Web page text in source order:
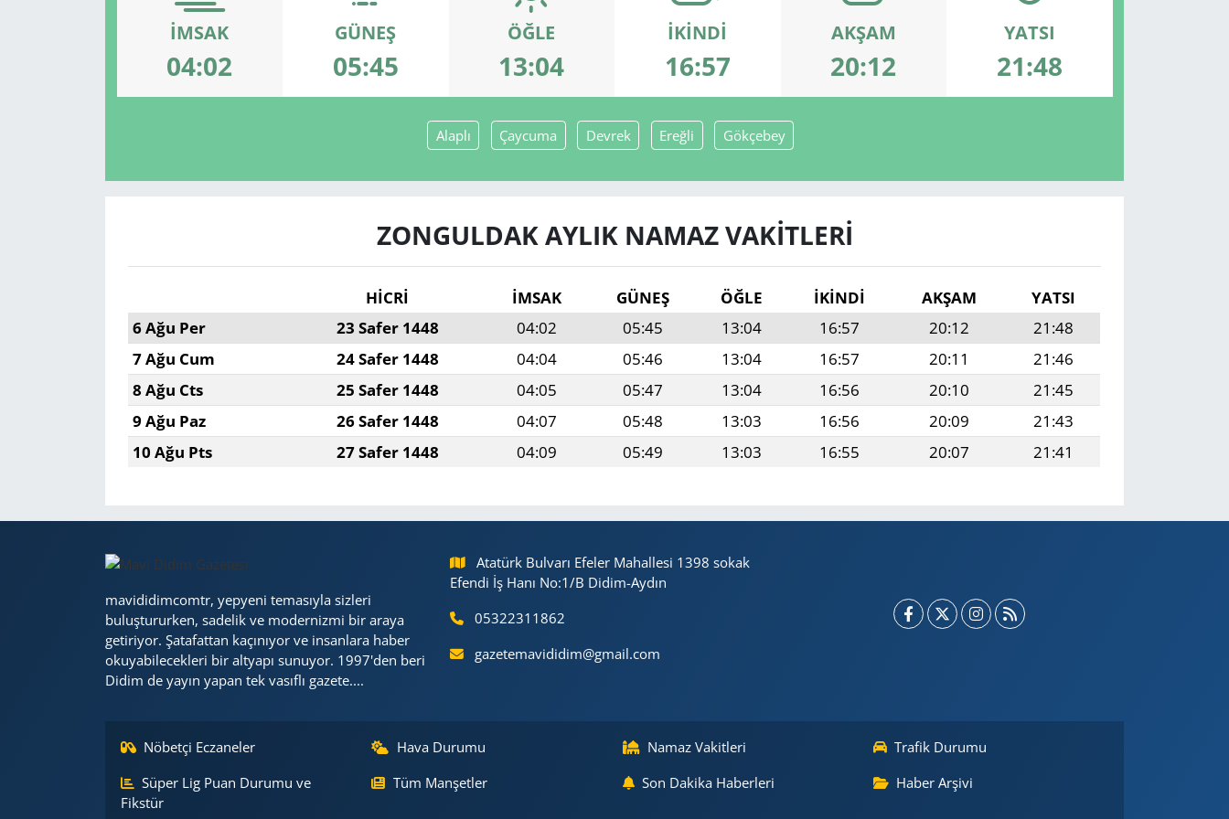
İMSAK
04:02
GÜNEŞ
05:45
ÖĞLE
13:04
İKINDI
16:57
AKŞAM
20:12
YATSI
21:48
Alaplı Çaycuma Devrek Ereğli Gökçebey
ZONGULDAK AYLIK NAMAZ VAKITLERI
HİCRİ İMSAK GÜNEŞ ÖĞLE İKINDI AKŞAM
YATSI
6 Ağu Per
23 Safer 1448 04:02 05:45 13:04 16:57 20:12
21:48
7 Ağu Cum
24 Safer 1448 04:04 05:46 13:04 16:57 20:11
21:46
8 Ağu Cts
25 Safer 1448 04:05 05:47 13:04 16:56 20:10
21:45
9 Ağu Paz
26 Safer 1448 04:07 05:48 13:03 16:56 20:09
21:43
10 Ağu Pts
27 Safer 1448 04:09 05:49 13:03 16:55 20:07 21:41
mavididimcomtr, yepyeni temasıyla sizleri
buluştururken, sadelik ve modernizmi bir araya
getiriyor. Şatafattan kaçınıyor ve insanlara haber
okuyabilecekleri bir altyapı sunuyor. 1997'den beri
Didim de yayın yapan tek vasıflı gazete....
Atatürk Bulvarı Efeler Mahallesi 1398 sokak
Efendi İş Hanı No:1/B Didim-Aydın
05322311862
gazetemavididim@gmail.com
Nöbetçi Eczaneler Hava Durumu Namaz Vakitleri
Trafik Durumu
Süper Lig Puan Durumu ve
Fikstür
Tüm Manşetler Son Dakika Haberleri Haber Arşivi
HABERDE İNSAN
RESMİ İLANLAR